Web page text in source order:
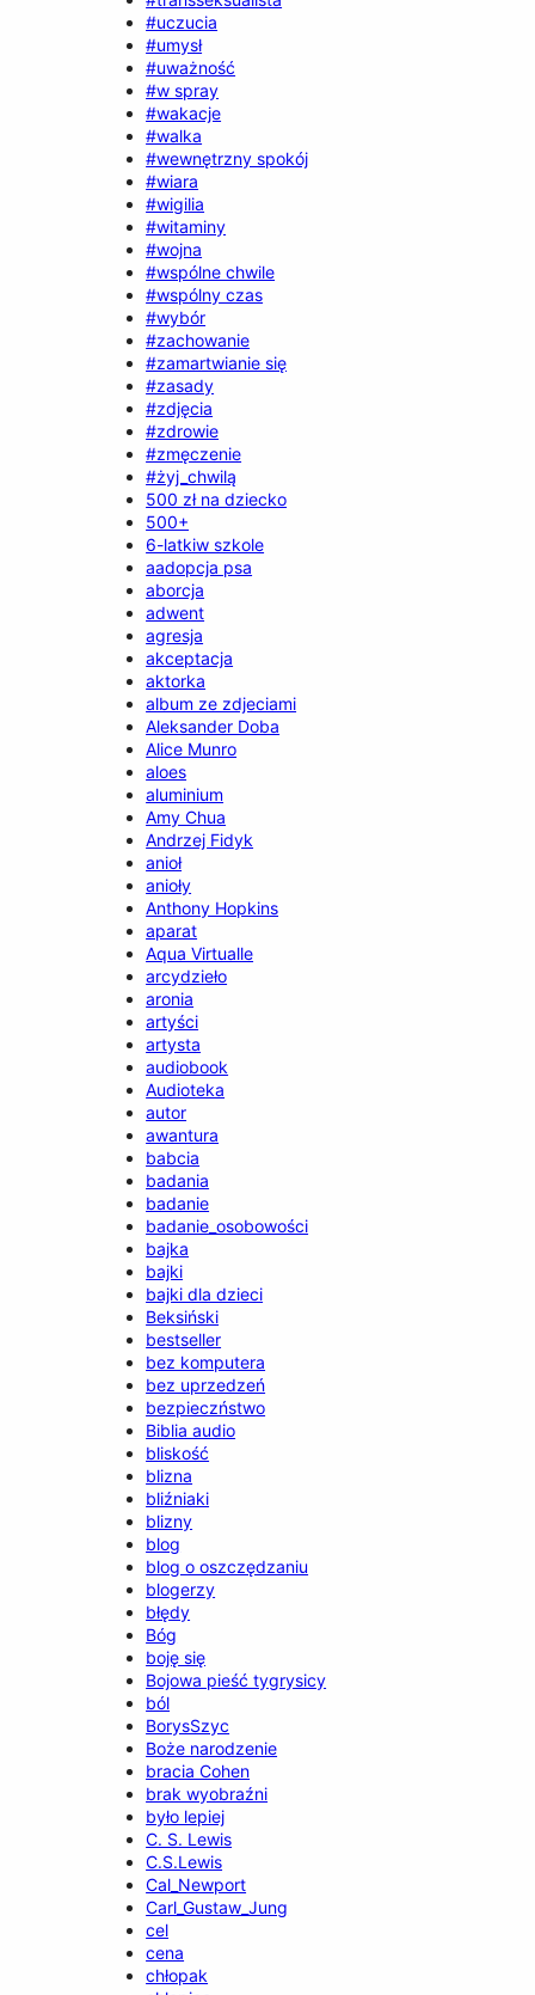
#uczucia
#umysł
#uważność
#w spray
#wakacje
#walka
#wewnętrzny spokój
#wiara
#wigilia
#witaminy
#wojna
#wspólne chwile
#wspólny czas
#wybór
#zachowanie
#zamartwianie się
#zasady
#zdjęcia
#zdrowie
#zmęczenie
#żyj_chwilą
500 zł na dziecko
500+
6-latkiw szkole
aadopcja psa
aborcja
adwent
agresja
akceptacja
aktorka
album ze zdjeciami
Aleksander Doba
Alice Munro
aloes
aluminium
Amy Chua
Andrzej Fidyk
anioł
anioły
Anthony Hopkins
aparat
Aqua Virtualle
arcydzieło
aronia
artyści
artysta
audiobook
Audioteka
autor
awantura
babcia
badania
badanie
badanie_osobowości
bajka
bajki
bajki dla dzieci
Beksiński
bestseller
bez komputera
bez uprzedzeń
bezpieczństwo
Biblia audio
bliskość
blizna
bliźniaki
blizny
blog
blog o oszczędzaniu
blogerzy
błędy
Bóg
boję się
Bojowa pieść tygrysicy
ból
BorysSzyc
Boże narodzenie
bracia Cohen
brak wyobraźni
było lepiej
C. S. Lewis
C.S.Lewis
Cal_Newport
Carl_Gustaw_Jung
cel
cena
chłopak